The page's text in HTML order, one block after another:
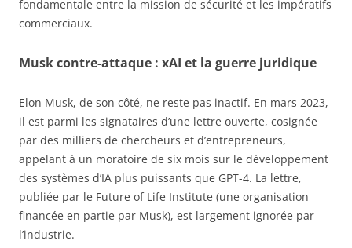
fondamentale entre la mission de sécurité et les impératifs
commerciaux.
Musk contre-attaque : xAI et la guerre juridique
Elon Musk, de son côté, ne reste pas inactif. En mars 2023,
il est parmi les signataires d’une lettre ouverte, cosignée
par des milliers de chercheurs et d’entrepreneurs,
appelant à un moratoire de six mois sur le développement
des systèmes d’IA plus puissants que GPT-4. La lettre,
publiée par le Future of Life Institute (une organisation
financée en partie par Musk), est largement ignorée par
l’industrie.